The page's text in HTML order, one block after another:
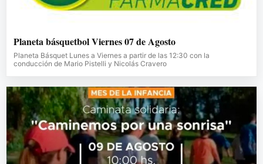
Planeta básquetbol Viernes 07 de Agosto
Planeta Básquet Lunes a Viernes a partir de las 12:30 con la
conducción de Mario Pistelli y Nicolás Cravero